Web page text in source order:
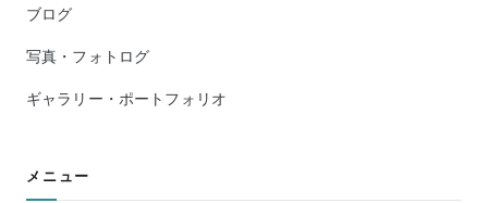
ブログ
写真・フォトログ
ギャラリー・ポートフォリオ
メニュー